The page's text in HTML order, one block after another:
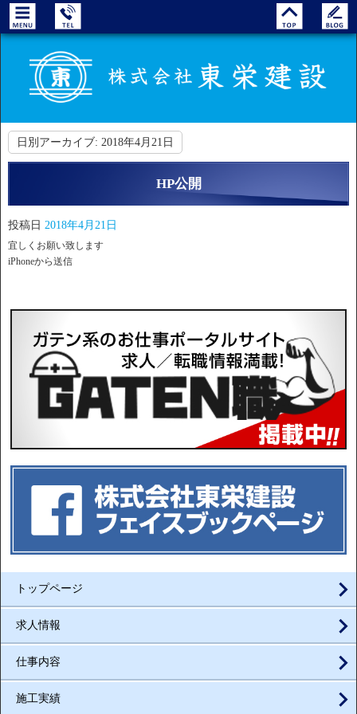
日別アーカイブ: 2018年4月21日
HP公開
投稿日 2018年4月21日
宜しくお願い致します
iPhoneから送信
トップページ
求人情報
仕事内容
施工実績